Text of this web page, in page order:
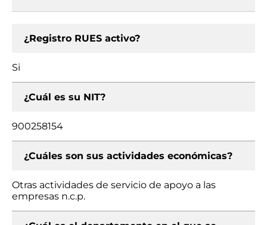
¿Registro RUES activo?
Si
¿Cuál es su NIT?
900258154
¿Cuáles son sus actividades económicas?
Otras actividades de servicio de apoyo a las
empresas n.c.p.